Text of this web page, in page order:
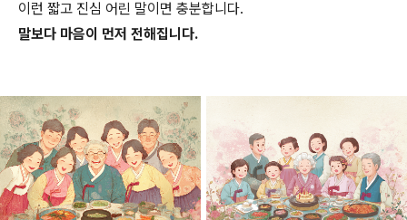
이런 짧고 진심 어린 말이면 충분합니다.
말보다 마음이 먼저 전해집니다.